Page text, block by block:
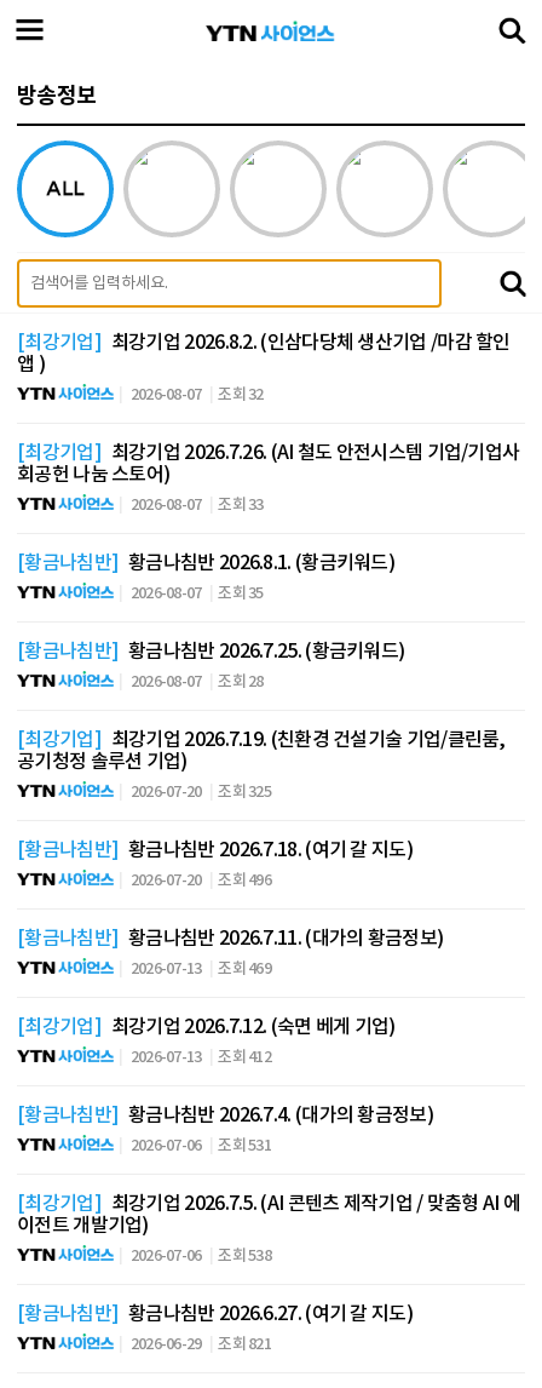
방송정보
[최강기업] 최강기업 2026.8.2. (인삼다당체 생산기업 /마감 할인
앱 )
2026-08-07 조회 32
[최강기업] 최강기업 2026.7.26. (AI 철도 안전시스템 기업/기업사
회공헌 나눔 스토어)
2026-08-07 조회 33
[황금나침반] 황금나침반 2026.8.1. (황금키워드)
2026-08-07 조회 35
[황금나침반] 황금나침반 2026.7.25. (황금키워드)
2026-08-07 조회 28
[최강기업] 최강기업 2026.7.19. (친환경 건설기술 기업/클린룸,
공기청정 솔루션 기업)
2026-07-20 조회 325
[황금나침반] 황금나침반 2026.7.18. (여기 갈 지도)
2026-07-20 조회 496
[황금나침반] 황금나침반 2026.7.11. (대가의 황금정보)
2026-07-13 조회 469
[최강기업] 최강기업 2026.7.12. (숙면 베게 기업)
2026-07-13 조회 412
[황금나침반] 황금나침반 2026.7.4. (대가의 황금정보)
2026-07-06 조회 531
[최강기업] 최강기업 2026.7.5. (AI 콘텐츠 제작기업 / 맞춤형 AI 에
이전트 개발기업)
2026-07-06 조회 538
[황금나침반] 황금나침반 2026.6.27. (여기 갈 지도)
2026-06-29 조회 821